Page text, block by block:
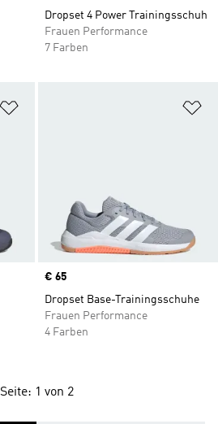
Dropset 4 Power Trainingsschuh
Frauen Performance
7 Farben
Price
€ 65
Dropset Base-Trainingsschuhe
Frauen Performance
4 Farben
Seite: 1 von 2